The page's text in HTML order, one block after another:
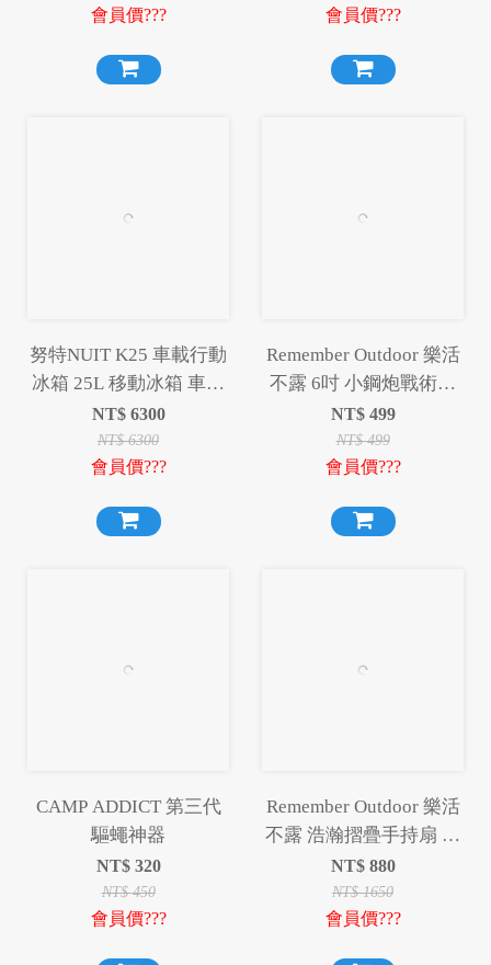
會員價??? 會員價???
努特NUIT K25 車載行動
冰箱 25L 移動冰箱 車用
冰箱 25升 25公升 冷凍冰
箱 露營冰箱
NT$ 6300
NT$6300
會員價???
Remember Outdoor 樂活
不露 6吋 小鋼炮戰術風
扇 IF-601 S/G 吊掛扇 桌
扇 循環扇 風扇 露營
NT$ 499
NT$499
會員價???
CAMP ADDICT 第三代
驅蠅神器
NT$ 320
NT$450
會員價???
Remember Outdoor 樂活
不露 浩瀚摺疊手持扇 手
持扇 摺疊手持扇 摺疊扇
風扇 製冷 露營
NT$ 880
NT$1650
會員價???